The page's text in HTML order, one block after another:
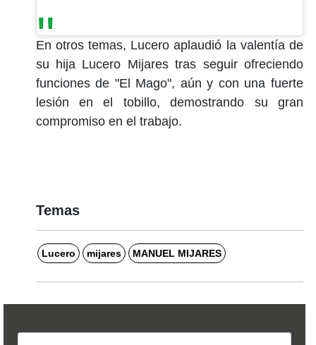
En otros temas, Lucero aplaudió la valentía de
su hija Lucero Mijares tras seguir ofreciendo
funciones de "El Mago", aún y con una fuerte
lesión en el tobillo, demostrando su gran
compromiso en el trabajo.
Temas
Lucero mijares MANUEL MIJARES